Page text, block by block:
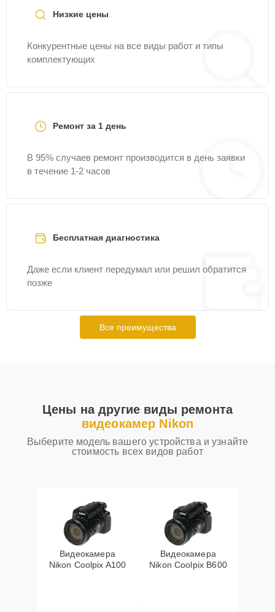
Низкие цены
Конкурентные цены на все виды работ и типы
комплектующих
Ремонт за 1 день
В 95% случаев ремонт производится в день заявки
в течение 1-2 часов
Бесплатная диагностика
Даже если клиент передумал или решил обратится
позже
Все преимущества
Цены на другие виды ремонта
видеокамер Nikon
Выберите модель вашего устройства и узнайте
стоимость всех видов работ
Видеокамера
Nikon Coolpix A100
Видеокамера
Nikon Coolpix B600